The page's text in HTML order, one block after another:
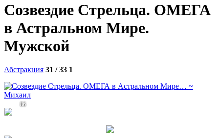
Созвездие Стрельца. ОМЕГА
в Астральном Мире.
Мужской
Абстракция 31 / 33 1
86